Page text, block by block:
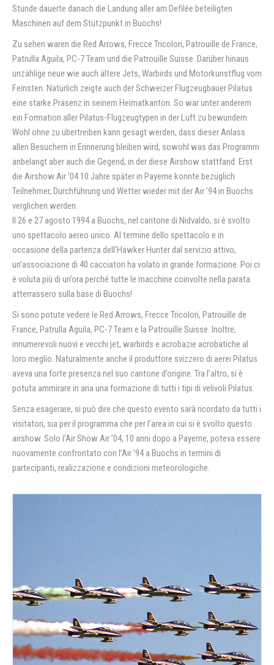
Stunde dauerte danach die Landung aller am Defilée beteiligten
Maschinen auf dem Stützpunkt in Buochs!
Zu sehen waren die Red Arrows, Frecce Tricolori, Patrouille de France,
Patrulla Aguila, PC-7 Team und die Patrouille Suisse. Darüber hinaus
unzählige neue wie auch ältere Jets, Warbirds und Motorkunstflug vom
Feinsten. Natürlich zeigte auch der Schweizer Flugzeugbauer Pilatus
eine starke Präsenz in seinem Heimatkanton. So war unter anderem
ein Formation aller Pilatus-Flugzeugtypen in der Luft zu bewundern.
Wohl ohne zu übertreiben kann gesagt werden, dass dieser Anlass
allen Besuchern in Erinnerung bleiben wird, sowohl was das Programm
anbelangt aber auch die Gegend, in der diese Airshow stattfand. Erst
die Airshow Air ’04 10 Jahre später in Payerne konnte bezüglich
Teilnehmer, Durchführung und Wetter wieder mit der Air ’94 in Buochs
verglichen werden.
Il 26 e 27 agosto 1994 a Buochs, nel cantone di Nidvaldo, si è svolto
uno spettacolo aereo unico. Al termine dello spettacolo e in
occasione della partenza dell’Hawker Hunter dal servizio attivo,
un’associazione di 40 cacciatori ha volato in grande formazione. Poi ci
è voluta più di un’ora perché tutte le macchine coinvolte nella parata
atterrassero sulla base di Buochs!
Si sono potute vedere le Red Arrows, Frecce Tricolori, Patrouille de
France, Patrulla Aguila, PC-7 Team e la Patrouille Suisse. Inoltre,
innumerevoli nuovi e vecchi jet, warbirds e acrobazie acrobatiche al
loro meglio. Naturalmente anche il produttore svizzero di aerei Pilatus
aveva una forte presenza nel suo cantone d’origine. Tra l’altro, si è
potuta ammirare in aria una formazione di tutti i tipi di velivoli Pilatus.
Senza esagerare, si può dire che questo evento sarà ricordato da tutti i
visitatori, sia per il programma che per l’area in cui si è svolto questo
airshow. Solo l’Air Show Air ’04, 10 anni dopo a Payerne, poteva essere
nuovamente confrontato con l’Air ’94 a Buochs ​​in termini di
partecipanti, realizzazione e condizioni meteorologiche.